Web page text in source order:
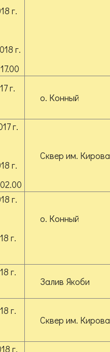
г.
г.
г.
о. Конный
г.
г.
Сквер им. Кирова
г.
г.
о. Конный
г.
Залив Якоби
г.
Сквер им. Кирова
г.